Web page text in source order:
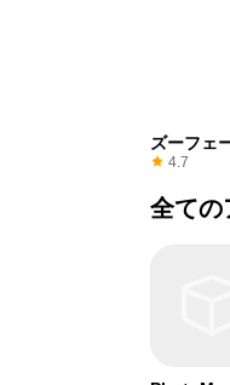
ズーフェ
4.7
全ての